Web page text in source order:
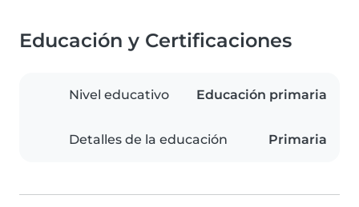
Educación y Certificaciones
Nivel educativo Educación primaria
Detalles de la educación Primaria